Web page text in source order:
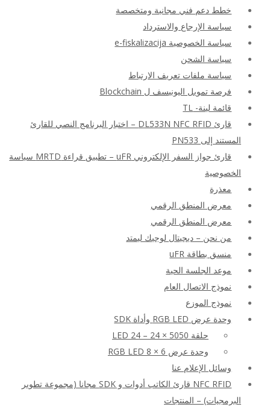
خطط دعم فني مجانية ومتخصصة
سياسة الإرجاع والاسترداد
سياسة الخصوصية e-fiskalizacija
سياسة الشحن
سياسة ملفات تعريف الارتباط
فرصة تمويل اليونيسف ل Blockchain
قائمة لينة- TL
قارئ DL533N NFC RFID – اختبار البرنامج النصي للقارئ
المستند إلى PN533
قارئ جواز السفر الإلكتروني uFR – تطبيق قراءة MRTD سياسة
الخصوصية
معذرة
معرض المنطق الرقمي
معرض المنطق الرقمي
من نحن – ديجيتال لوجيك ليمتد
منسق بطاقة uFR
موعد الجلسة الحية
نموذج الاتصال العام
نموذج الموزع
وحدة عرض RGB LED وأداة SDK
حلقة LED 24 – 24 × 5050
وحدة عرض RGB LED 8 × 6
وسائل الإعلام عنا
NFC RFID قارئ الكاتب أدوات و SDK مجانا (مجموعة تطوير
البرمجيات) – المنتجات